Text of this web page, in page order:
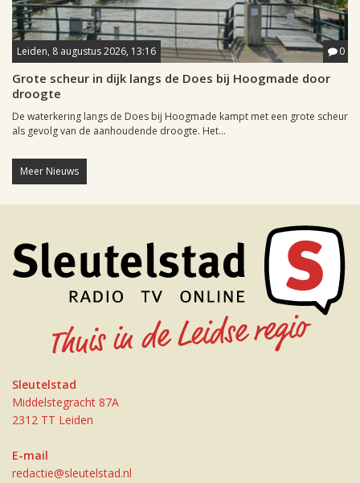
Leiden, 8 augustus 2026, 13:16 0
Grote scheur in dijk langs de Does bij Hoogmade door
droogte
De waterkering langs de Does bij Hoogmade kampt met een grote scheur
als gevolg van de aanhoudende droogte. Het...
Meer Nieuws
Sleutelstad
Middelstegracht 87A
2312 TT Leiden
E-mail
redactie@sleutelstad.nl